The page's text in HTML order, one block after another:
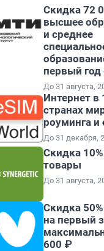
Скидка 72
высшее
и среднее
первый год
До 31 августа,
Интернет в
странах
роуминга и
До 31 декабря,
Скидка
товары
До 31 августа,
Скидка
на первый
600 ₽